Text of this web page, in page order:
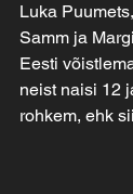
Luka
Samm ja
Eesti
neist naisi 12
rohkem, ehk